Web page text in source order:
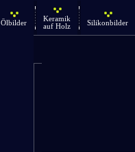
Ölbilder
Keramik
auf Holz
Silikonbilder